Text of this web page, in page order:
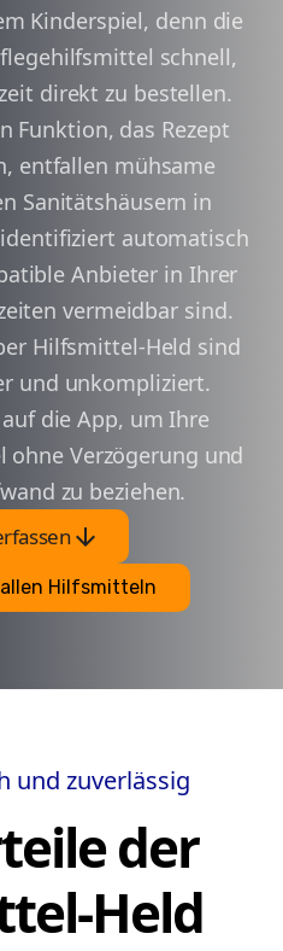
Kinderspiel, denn die
schnell,
direkt zu bestellen.
Funktion, das Rezept
entfallen mühsame
Sanitätshäusern in
automatisch
Anbieter in Ihrer
vermeidbar sind.
Hilfsmittel-Held sind
und unkompliziert.
die App, um Ihre
Verzögerung und
zu beziehen.
arrow_downward
Hilfsmitteln
und zuverlässig
der
Held